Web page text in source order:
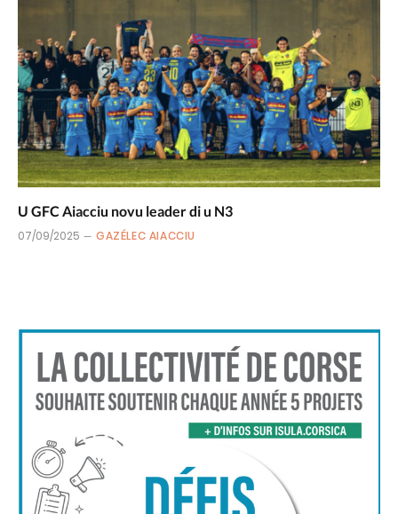
U GFC Aiacciu novu leader di u N3
07/09/2025 GAZÉLEC AIACCIU